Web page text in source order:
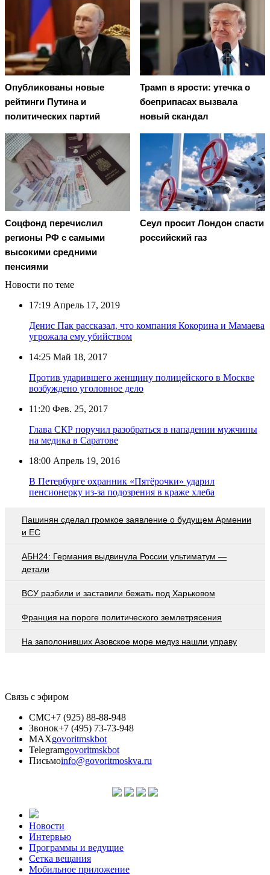
Опубликованы новые
рейтинги Путина и
политических партий
Трамп в ярости: утечка о
боеприпасах вызвала
новый скандал
Соцфонд перечислил
регионы РФ с самыми
высокими средними
пенсиями
Сеул просит Лондон спасти
российский газ
Новости по теме
17:19 Апрель 17, 2019
Денис Пак рассказал, что компания Кокорина и Мамаева
угрожала ему убийством
14:25 Май 18, 2017
Против ударившего женщину полицейского в Москве
возбуждено уголовное дело
11:20 Фев. 25, 2017
Глава СКР поручил разобраться в нападении мужчины
на медика в Саратове
18:00 Апрель 19, 2016
В Петербурге охранник «Пятёрочки» ударил
пенсионерку из-за подозрения в краже хлеба
Пашинян сделал громкое заявление о будущем Армении
и ЕС
АБН24: Германия выдвинула России ультиматум —
детали
ВСУ разбили и заставили бежать под Харьковом
Франция на пороге политического землетрясения
На заполонивших Азовское море медуз нашли управу
Связь с эфиром
СМС+7 (925) 88-88-948
Звонок+7 (495) 73-73-948
MAXgovoritmskbot
Telegramgovoritmskbot
Письмоinfo@govoritmoskva.ru
Новости
Интервью
Программы и ведущие
Сетка вещания
Мобильное приложение